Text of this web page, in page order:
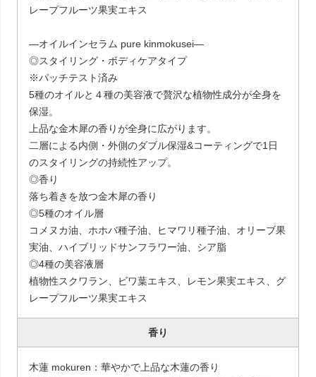
レープフルーツ果実エキス
―オイルインセラム pure kinmokusei―
◎スタイリング・ボディケアタイプ
※パッチテスト済み
5種のオイルと４種の美容液で贅沢な植物性成分が全身を
保湿。
上品な金木犀の香りが全身に広がります。
二層による内側・外側のダブル保湿&コーティングで1日
のスタイリングの持続性アップ。
◎香り
落ち着きを放つ金木犀の香り
◎5種のオイル層
コメヌカ油、ホホバ種子油、ヒマワリ種子油、オリーブ果
実油、ハイブリッドサンフラワー油、シア脂
◎4種の美容液層
植物性スクワラン、ビワ葉エキス、レモン果実エキス、グ
レープフルーツ果実エキス
香り
木蓮 mokuren：華やかで上品な木蓮の香り